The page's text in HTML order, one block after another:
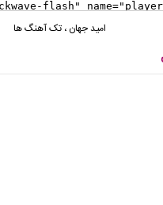
امید جهان ،تک آهنگ ها